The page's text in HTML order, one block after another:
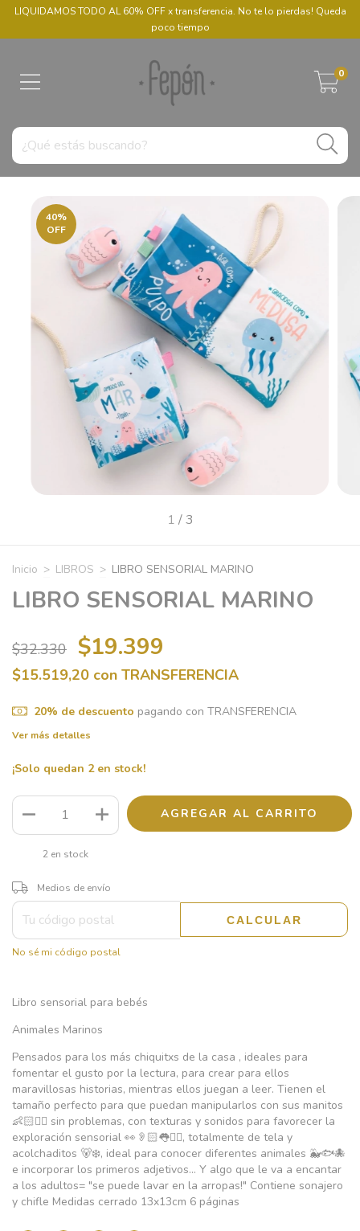
LIQUIDAMOS TODO AL 60% OFF x transferencia. No te lo pierdas! Queda
poco tiempo
0
40%
OFF
1 /3
Inicio > LIBROS > LIBRO SENSORIAL MARINO
LIBRO SENSORIAL MARINO
$32.330 $19.399
$15.519,20 con TRANSFERENCIA
20% de descuento pagando con TRANSFERENCIA
Ver más detalles
¡Solo quedan 2en stock!
2en stock
Entregas para el CP:
Medios de envío
CALCULAR
No sé mi código postal
Libro sensorial para bebés
Animales Marinos
Pensados para los más chiquitxs de la casa , ideales para
fomentar el gusto por la lectura, para crear para ellos
maravillosas historias, mientras ellos juegan a leer. Tienen el
tamaño perfecto para que puedan manipularlos con sus manitos
👶🏻✋🏻 sin problemas, con texturas y sonidos para favorecer la
exploración sensorial 👀👂🏻👅✋🏻, totalmente de tela y
acolchaditos 🐻‍❄, ideal para conocer diferentes animales 🐳🐟🐙
e incorporar los primeros adjetivos... Y algo que le va a encantar
a los adultos= "se puede lavar en la arropas!" Contiene sonajero
y chifle Medidas cerrado 13x13cm 6 páginas